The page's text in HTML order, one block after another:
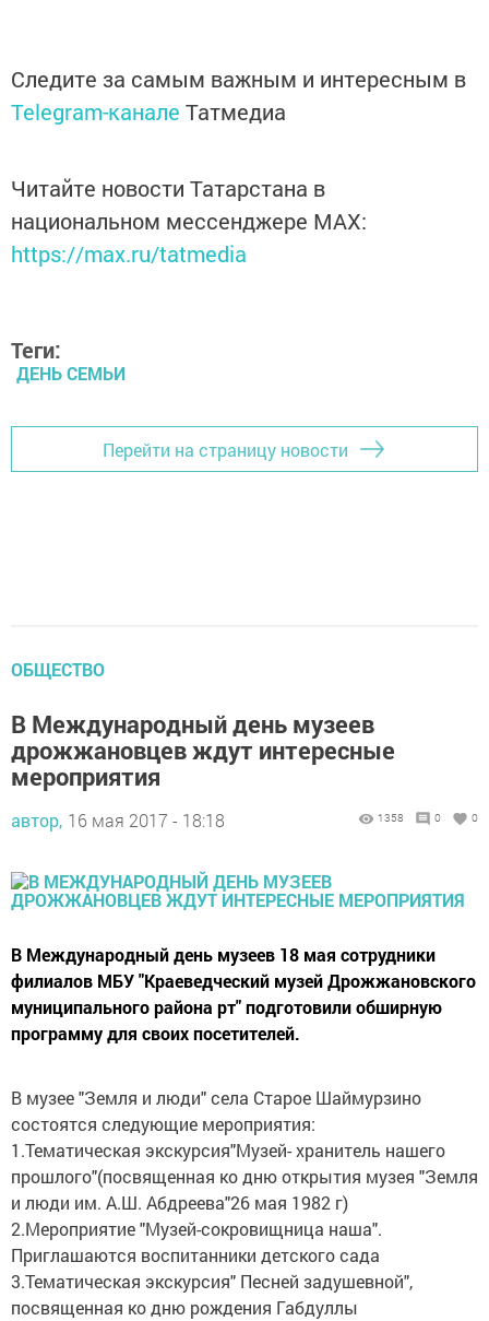
Следите за самым важным и интересным в
Telegram-канале Татмедиа
Читайте новости Татарстана в
национальном мессенджере MАХ:
https://max.ru/tatmedia
Теги:
ДЕНЬ СЕМЬИ
Перейти на страницу новости
ОБЩЕСТВО
В Международный день музеев
дрожжановцев ждут интересные
мероприятия
автор, 16 мая 2017 - 18:18 1358 0 0
В Международный день музеев 18 мая сотрудники
филиалов МБУ "Краеведческий музей Дрожжановского
муниципального района рт" подготовили обширную
программу для своих посетителей.
В музее "Земля и люди" села Старое Шаймурзино
состоятся следующие мероприятия:
1.Тематическая экскурсия"Музей- хранитель нашего
прошлого"(посвященная ко дню открытия музея "Земля
и люди им. А.Ш. Абдреева"26 мая 1982 г)
2.Мероприятие "Музей-сокровищница наша".
Приглашаются воспитанники детского сада
3.Тематическая экскурсия" Песней задушевной",
посвященная ко дню рождения Габдуллы